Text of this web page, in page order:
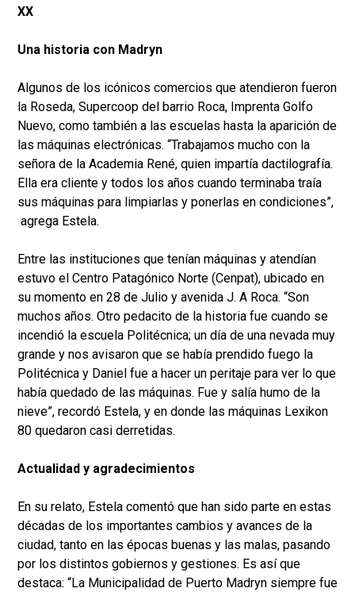
XX
Una historia con Madryn
Algunos de los icónicos comercios que atendieron fueron
la Roseda, Supercoop del barrio Roca, Imprenta Golfo
Nuevo, como también a las escuelas hasta la aparición de
las máquinas electrónicas. “Trabajamos mucho con la
señora de la Academia René, quien impartía dactilografía.
Ella era cliente y todos los años cuando terminaba traía
sus máquinas para limpiarlas y ponerlas en condiciones”,
agrega Estela.
Entre las instituciones que tenían máquinas y atendían
estuvo el Centro Patagónico Norte (Cenpat), ubicado en
su momento en 28 de Julio y avenida J. A Roca. “Son
muchos años. Otro pedacito de la historia fue cuando se
incendió la escuela Politécnica; un día de una nevada muy
grande y nos avisaron que se había prendido fuego la
Politécnica y Daniel fue a hacer un peritaje para ver lo que
había quedado de las máquinas. Fue y salía humo de la
nieve”, recordó Estela, y en donde las máquinas Lexikon
80 quedaron casi derretidas.
Actualidad y agradecimientos
En su relato, Estela comentó que han sido parte en estas
décadas de los importantes cambios y avances de la
ciudad, tanto en las épocas buenas y las malas, pasando
por los distintos gobiernos y gestiones. Es así que
destaca: “La Municipalidad de Puerto Madryn siempre fue